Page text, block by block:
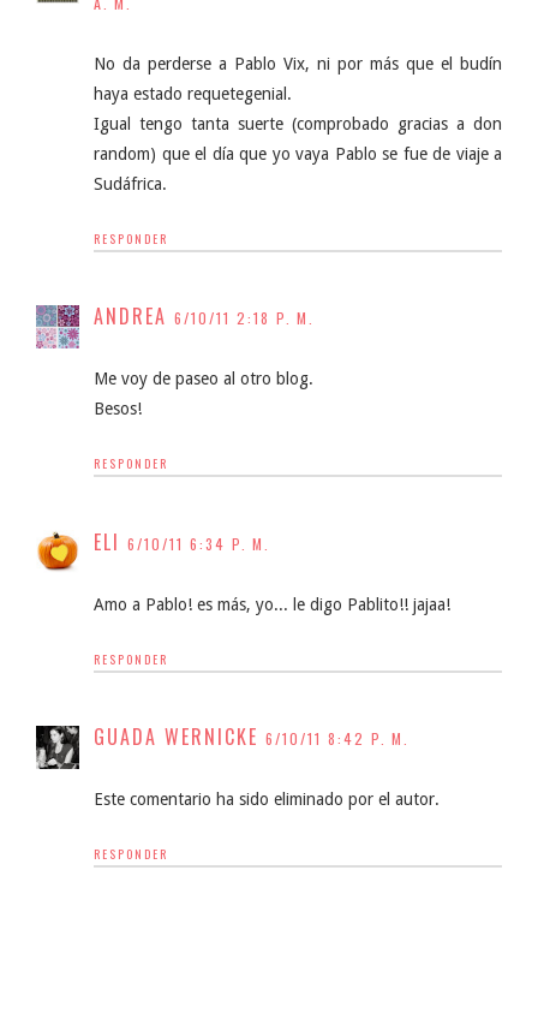
No da perderse a Pablo Vix, ni por más que el budín
haya estado requetegenial.
Igual tengo tanta suerte (comprobado gracias a don
random) que el día que yo vaya Pablo se fue de viaje a
Sudáfrica.
RESPONDER
ANDREA 6/10/11 2:18 P. M.
Me voy de paseo al otro blog.
Besos!
RESPONDER
ELI 6/10/11 6:34 P. M.
Amo a Pablo! es más, yo... le digo Pablito!! jajaa!
RESPONDER
GUADA WERNICKE 6/10/11 8:42 P. M.
Este comentario ha sido eliminado por el autor.
RESPONDER